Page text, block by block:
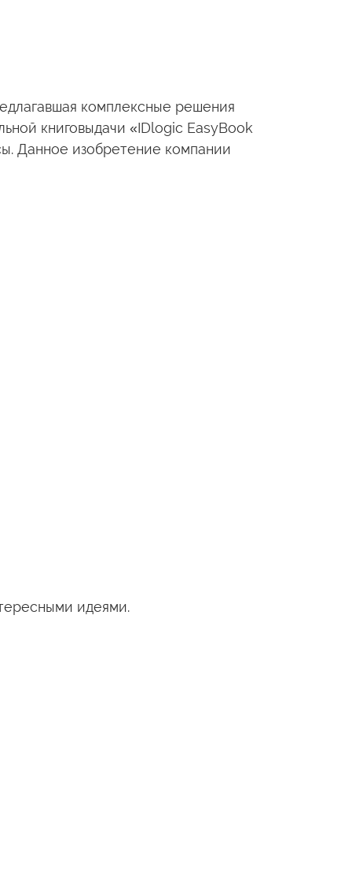
комплексные решения
книговыдачи «IDlogic EasyBook
Данное изобретение компании
идеями.